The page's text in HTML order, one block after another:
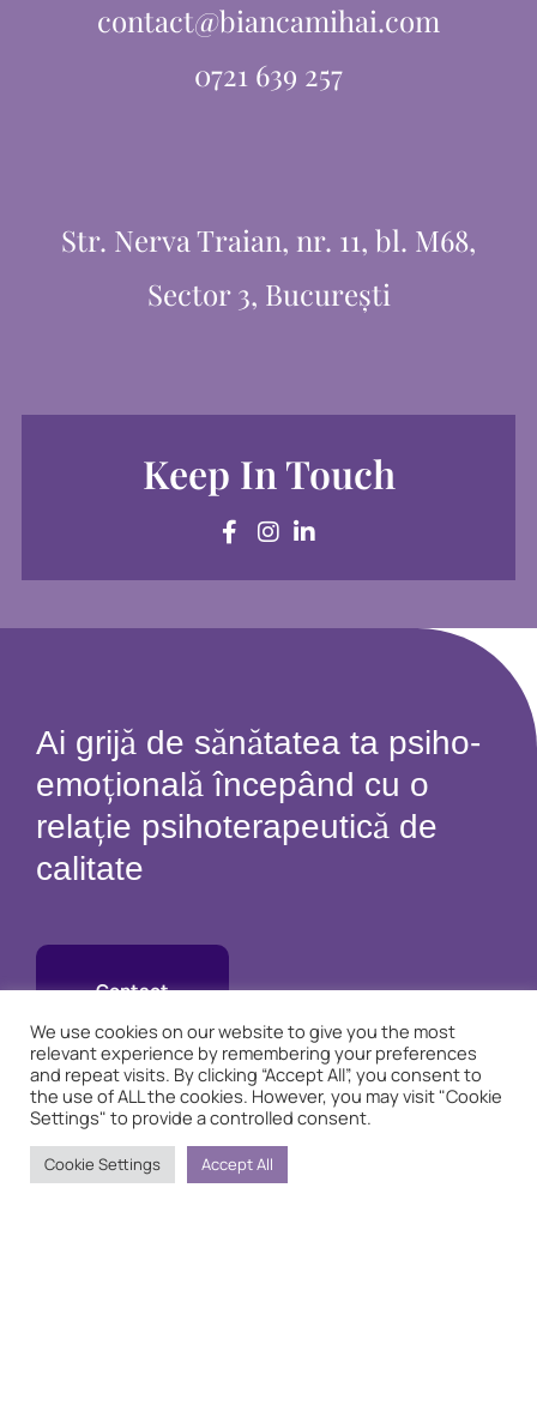
contact@biancamihai.com
0721 639 257
Str. Nerva Traian, nr. 11, bl. M68,
Sector 3, București
Keep In Touch
Ai grijă de sănătatea ta psiho-
emoțională începând cu o
relație psihoterapeutică de
calitate
Contact
Pagini
We use cookies on our website to give you the most
relevant experience by remembering your preferences
and repeat visits. By clicking “Accept All”, you consent to
the use of ALL the cookies. However, you may visit "Cookie
Settings" to provide a controlled consent.
Cookie Settings Accept All